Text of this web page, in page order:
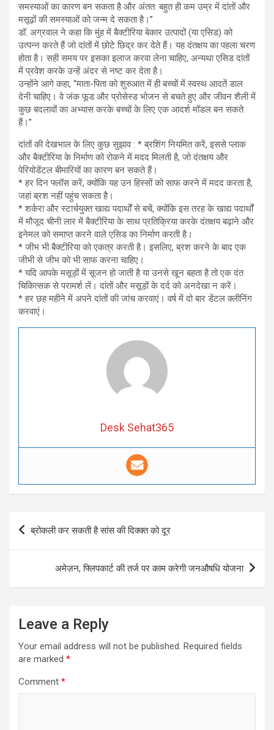
समस्याओं का कारण बन सकता है और अंतत: बहुत ही कम उम्र में दांतों और
मसूढ़ों की समस्याओं को जन्म दे सकता है।’’
डॉ. अग्रवाल ने कहा कि मुंह में बैक्टीरिया बेकार उत्पादों (या एसिड) को
उत्पन्न करते हैं जो दांतों में छोटे छिद्र कर देते हैं। यह दंतक्षय का पहला चरण
होता है। सही समय पर इसका इलाज करवा लेना चाहिए, अन्यथा एसिड दांतों
में प्रवेश करके उन्हें अंदर से नष्ट कर देता है।
उन्होंने आगे कहा, ‘‘माता-पिता को शुरुआत में ही बच्चों में स्वस्थ आदतें डाल
देनी चाहिए। वे जंक फूड और प्रोसेस्ड भोजन से बचते हुए और जीवन शैली में
कुछ बदलावों का अभ्यास करके बच्चों के लिए एक आदर्श मॉडल बन सकते
हैं।’’
दांतों की देखभाल के लिए कुछ सुझाव : * ब्रशिंग नियमित करें, इससे प्लाक
और बैक्टीरिया के निर्माण को रोकने में मदद मिलती है, जो दंतक्षय और
पेरियोडेंटल बीमारियों का कारण बन सकते हैं।
* हर दिन फ्लॉस करें, क्योंकि यह उन हिस्सों को साफ करने में मदद करता है,
जहां ब्रश नहीं पहुंच सकता है।
* शर्करा और स्टार्चयुक्त खाद्य पदार्थों से बचें, क्योंकि इस तरह के खाद्य पदार्थों
में मौजूद चीनी लार में बैक्टीरिया के साथ प्रतिक्रिया करके दंतक्षय बढ़ाने और
इनेमल को समाप्त करने वाले एसिड का निर्माण करती है।
* जीभ भी बैक्टीरिया को एकत्र करती है। इसलिए, ब्रश करने के बाद एक
जीभी से जीभ को भी साफ करना चाहिए।
* यदि आपके मसूड़ों में सूजन हो जाती है या उनसे खून बहता है तो एक दंत
चिकित्सक से परामर्श लें। दांतों और मसूड़ों के दर्द को अनदेखा न करें।
* हर छह महीने में अपने दांतों की जांच करवाएं। वर्ष में दो बार डेंटल क्लीनिंग
करवाएं।
Desk Sehat365
Post
navigation
ब्रोकली कर सकती है सांस की दिक्क्त को दूर
अमेज़न, फ्लिपकार्ट की तर्ज पर काम करेगी जनऔषधि योजना
Leave a Reply
Your email address will not be published. Required fields
are marked *
Comment *